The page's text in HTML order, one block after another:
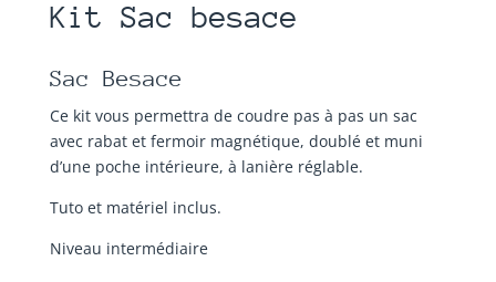
Kit Sac besace
Sac Besace
Ce kit vous permettra de coudre pas à pas un sac
avec rabat et fermoir magnétique, doublé et muni
d’une poche intérieure, à lanière réglable.
Tuto et matériel inclus.
Niveau intermédiaire